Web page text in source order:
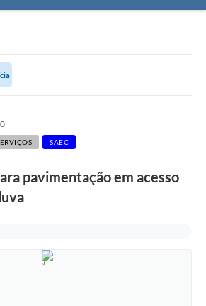
SAEC
pavimentação em acesso